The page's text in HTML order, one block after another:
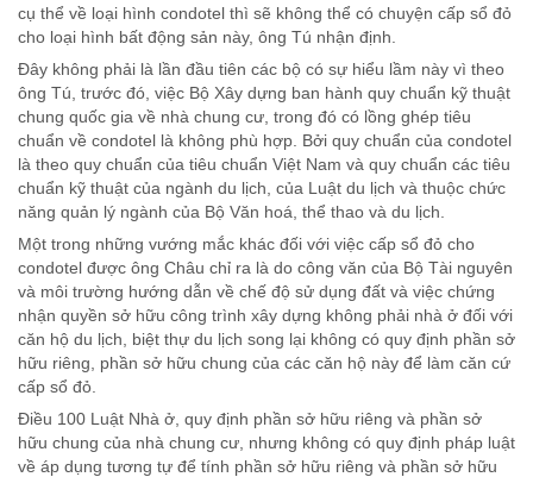
cụ thể về loại hình condotel thì sẽ không thể có chuyện cấp sổ đỏ
cho loại hình bất động sản này, ông Tú nhận định.
Đây không phải là lần đầu tiên các bộ có sự hiểu lầm này vì theo
ông Tú, trước đó, việc Bộ Xây dựng ban hành quy chuẩn kỹ thuật
chung quốc gia về nhà chung cư, trong đó có lồng ghép tiêu
chuẩn về condotel là không phù hợp. Bởi quy chuẩn của condotel
là theo quy chuẩn của tiêu chuẩn Việt Nam và quy chuẩn các tiêu
chuẩn kỹ thuật của ngành du lịch, của Luật du lịch và thuộc chức
năng quản lý ngành của Bộ Văn hoá, thể thao và du lịch.
Một trong những vướng mắc khác đối với việc cấp sổ đỏ cho
condotel được ông Châu chỉ ra là do công văn của Bộ Tài nguyên
và môi trường hướng dẫn về chế độ sử dụng đất và việc chứng
nhận quyền sở hữu công trình xây dựng không phải nhà ở đối với
căn hộ du lịch, biệt thự du lịch song lại không có quy định phần sở
hữu riêng, phần sở hữu chung của các căn hộ này để làm căn cứ
cấp sổ đỏ.
Điều 100 Luật Nhà ở, quy định phần sở hữu riêng và phần sở
hữu chung của nhà chung cư, nhưng không có quy định pháp luật
về áp dụng tương tự để tính phần sở hữu riêng và phần sở hữu